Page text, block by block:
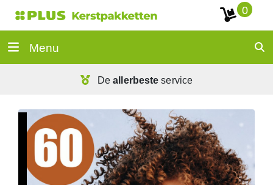
0
Menu
Deallerbeste service